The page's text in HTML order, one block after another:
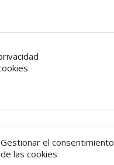
Gestionar el consentimiento
de las cookies